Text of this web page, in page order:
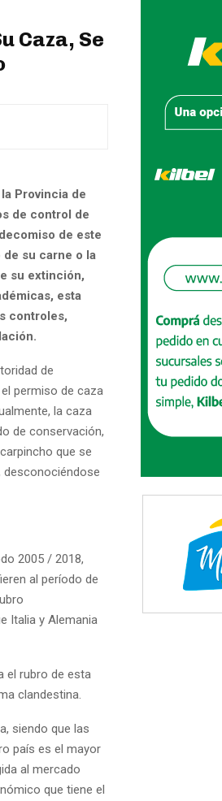
Caza, Se
Provincia de
de control de
de este
su carne o la
su extinción,
esta
controles,
de
permiso de caza
la caza
de conservación,
que se
desconociéndose
2005 / 2018,
al período de
Italia y Alemania
el rubro de esta
clandestina.
siendo que las
país es el mayor
al mercado
que tiene el